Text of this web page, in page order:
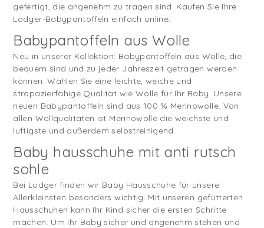
gefertigt, die angenehm zu tragen sind. Kaufen Sie Ihre
Lodger-Babypantoffeln einfach online.
Babypantoffeln aus Wolle
Neu in unserer Kollektion: Babypantoffeln aus Wolle, die
bequem sind und zu jeder Jahreszeit getragen werden
können. Wählen Sie eine leichte, weiche und
strapazierfähige Qualität wie Wolle für Ihr Baby. Unsere
neuen Babypantoffeln sind aus 100 % Merinowolle. Von
allen Wollqualitäten ist Merinowolle die weichste und
luftigste und außerdem selbstreinigend.
Baby hausschuhe mit anti rutsch
sohle
Bei Lodger finden wir Baby Hausschuhe für unsere
Allerkleinsten besonders wichtig. Mit unseren gefütterten
Hausschuhen kann Ihr Kind sicher die ersten Schritte
machen. Um Ihr Baby sicher und angenehm stehen und